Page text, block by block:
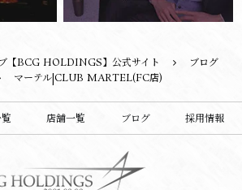
【BCG HOLDINGS】公式サイト
ブログ
マーテル|CLUB MARTEL(FC店)
店舗一覧 ブログ 採用情報